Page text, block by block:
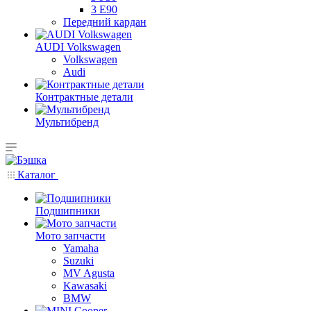
3 E90
Передний кардан
AUDI Volkswagen
Volkswagen
Audi
Контрактные детали
Мультибренд
Каталог
Подшипники
Мото запчасти
Yamaha
Suzuki
MV Agusta
Kawasaki
BMW